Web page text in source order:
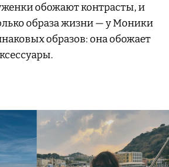
обожают контрасты, и
образа жизни — у Моники
образов: она обожает